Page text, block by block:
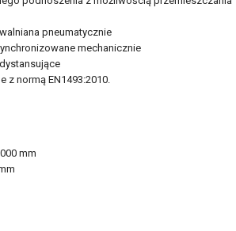
pneumatycznie
mechanicznie
normą EN1493:2010.
mm